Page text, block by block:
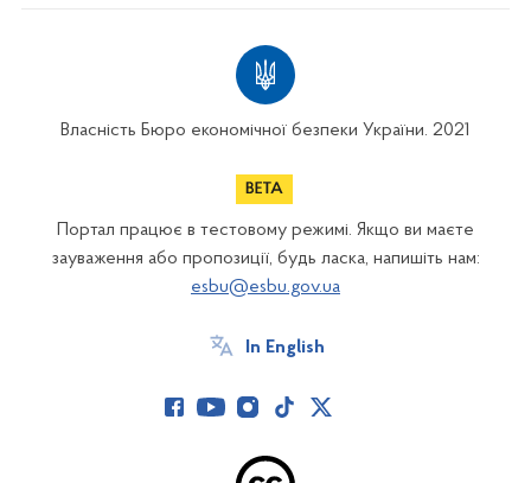
Власність Бюро економічної безпеки України. 2021
Портал працює в тестовому режимі. Якщо ви маєте
зауваження або пропозиції, будь ласка, напишіть нам:
esbu@esbu.gov.ua
In English